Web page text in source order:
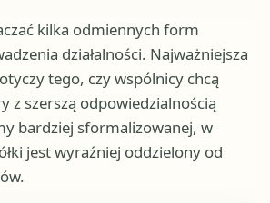
kilka odmiennych form
działalności. Najważniejsza
tego, czy wspólnicy chcą
z szerszą odpowiedzialnością
bardziej sformalizowanej, w
jest wyraźniej oddzielony od